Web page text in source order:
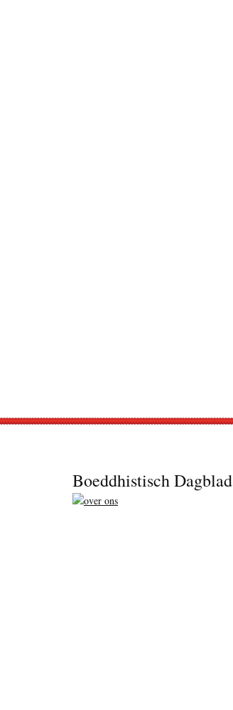
Boeddhistisch Dagblad